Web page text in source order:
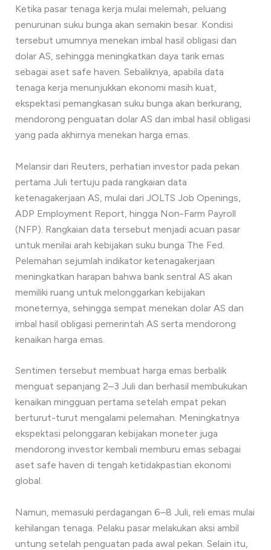
Ketika pasar tenaga kerja mulai melemah, peluang
penurunan suku bunga akan semakin besar. Kondisi
tersebut umumnya menekan imbal hasil obligasi dan
dolar AS, sehingga meningkatkan daya tarik emas
sebagai aset safe haven. Sebaliknya, apabila data
tenaga kerja menunjukkan ekonomi masih kuat,
ekspektasi pemangkasan suku bunga akan berkurang,
mendorong penguatan dolar AS dan imbal hasil obligasi
yang pada akhirnya menekan harga emas.
Melansir dari Reuters, perhatian investor pada pekan
pertama Juli tertuju pada rangkaian data
ketenagakerjaan AS, mulai dari JOLTS Job Openings,
ADP Employment Report, hingga Non-Farm Payroll
(NFP). Rangkaian data tersebut menjadi acuan pasar
untuk menilai arah kebijakan suku bunga The Fed.
Pelemahan sejumlah indikator ketenagakerjaan
meningkatkan harapan bahwa bank sentral AS akan
memiliki ruang untuk melonggarkan kebijakan
moneternya, sehingga sempat menekan dolar AS dan
imbal hasil obligasi pemerintah AS serta mendorong
kenaikan harga emas.
Sentimen tersebut membuat harga emas berbalik
menguat sepanjang 2–3 Juli dan berhasil membukukan
kenaikan mingguan pertama setelah empat pekan
berturut-turut mengalami pelemahan. Meningkatnya
ekspektasi pelonggaran kebijakan moneter juga
mendorong investor kembali memburu emas sebagai
aset safe haven di tengah ketidakpastian ekonomi
global.
Namun, memasuki perdagangan 6–8 Juli, reli emas mulai
kehilangan tenaga. Pelaku pasar melakukan aksi ambil
untung setelah penguatan pada awal pekan. Selain itu,